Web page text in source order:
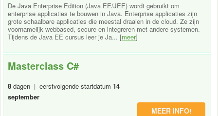
De Java Enterprise Edition (Java EE/JEE) wordt gebruikt om
enterprise applicaties te bouwen in Java. Enterprise applicaties zijn
grote schaalbare applicaties die meestal draaien in de cloud. Ze zijn
voornamelijk webbased, secure en integreren met andere systemen.
Tijdens de Java EE cursus leer je Ja... [meer]
Masterclass C#
8 dagen | eerstvolgende startdatum 14
september
MEER INFO!